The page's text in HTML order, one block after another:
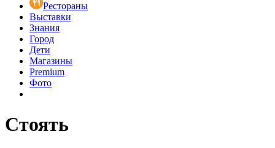
Рестораны
Выставки
Знания
Город
Дети
Магазины
Premium
Фото
Стоять